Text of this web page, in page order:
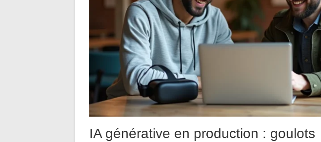
IA générative en production : goulots